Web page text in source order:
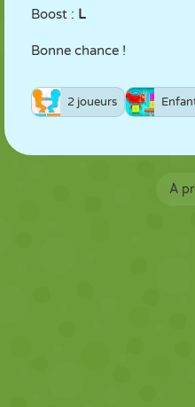
Boost : L
Bonne chance !
2 joueurs
À